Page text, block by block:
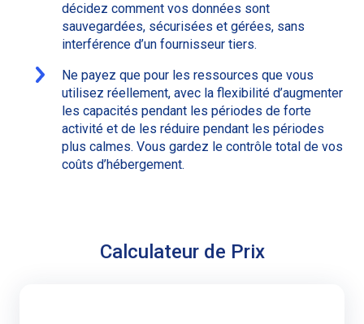
décidez comment vos données sont
sauvegardées, sécurisées et gérées, sans
interférence d’un fournisseur tiers.
Ne payez que pour les ressources que vous
utilisez réellement, avec la flexibilité d’augmenter
les capacités pendant les périodes de forte
activité et de les réduire pendant les périodes
plus calmes. Vous gardez le contrôle total de vos
coûts d’hébergement.
Calculateur de Prix